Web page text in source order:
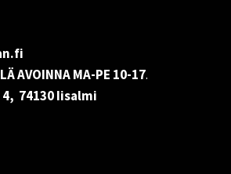
AVOINNA MA-PE 10-17.
74130 Iisalmi